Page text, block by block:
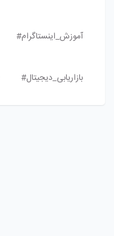
آموزش_اینستاگرام#
بازاریابی_دیجیتال#